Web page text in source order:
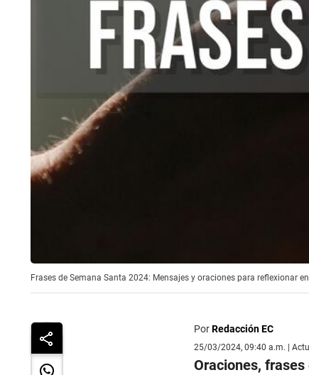
Frases de Semana Santa 2024: Mensajes y oraciones para reflexionar
PorRedacción EC
25/03/2024, 09:40 a.m. |
Oraciones,